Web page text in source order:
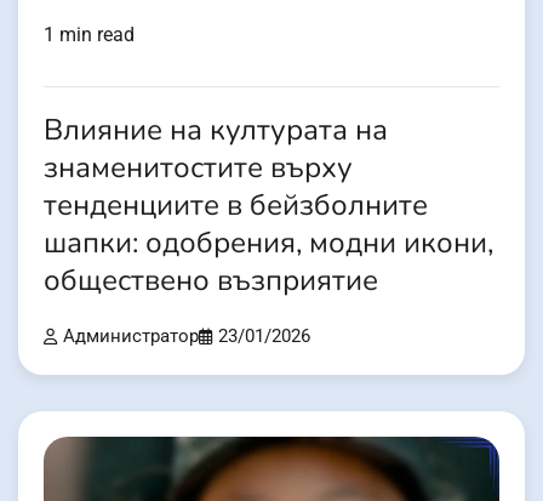
1 min read
Влияние на културата на
знаменитостите върху
тенденциите в бейзболните
шапки: одобрения, модни икони,
обществено възприятие
Администратор 23/01/2026